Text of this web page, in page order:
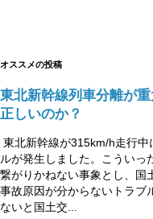
オススメの投稿
東北新幹線列車分離が
正しいのか？
東北新幹線が315km/h走行
ルが発生しました。こういっ
繋がりかねない事象とし、国
事故原因が分からないトラブ
ないと国土交...